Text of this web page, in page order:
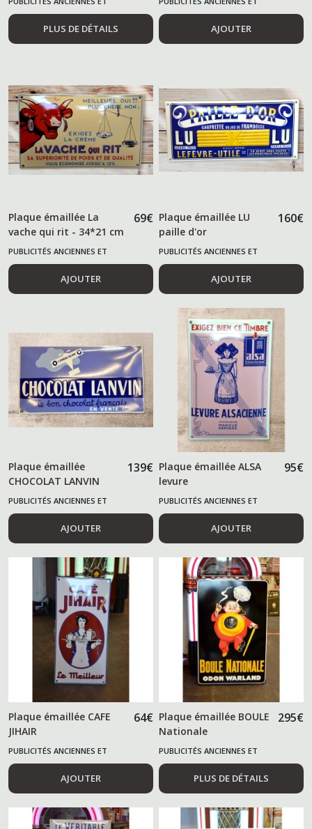
ALIMENTAIRES
PLUS DE DÉTAILS
ALIMENTAIRES
AJOUTER
Plaque émaillée La
vache qui rit - 34*21 cm
-
69€
PUBLICITÉS ANCIENNES ET
ALIMENTAIRES
AJOUTER
Plaque émaillée LU
paille d'or
160€
PUBLICITÉS ANCIENNES ET
ALIMENTAIRES
AJOUTER
Plaque émaillée
CHOCOLAT LANVIN
139€
PUBLICITÉS ANCIENNES ET
ALIMENTAIRES
AJOUTER
Plaque émaillée ALSA
levure
95€
PUBLICITÉS ANCIENNES ET
ALIMENTAIRES
AJOUTER
Plaque émaillée CAFE
JIHAIR
64€
PUBLICITÉS ANCIENNES ET
ALIMENTAIRES
AJOUTER
Plaque émaillée BOULE
Nationale
295€
PUBLICITÉS ANCIENNES ET
ALIMENTAIRES
PLUS DE DÉTAILS